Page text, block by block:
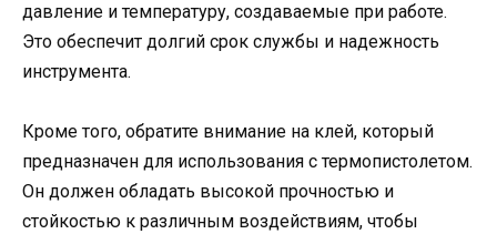
давление и температуру, создаваемые при работе.
Это обеспечит долгий срок службы и надежность
инструмента.
Кроме того, обратите внимание на клей, который
предназначен для использования с термопистолетом.
Он должен обладать высокой прочностью и
стойкостью к различным воздействиям, чтобы